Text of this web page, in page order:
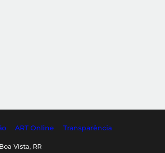
ART Online Transparência
Vista, RR